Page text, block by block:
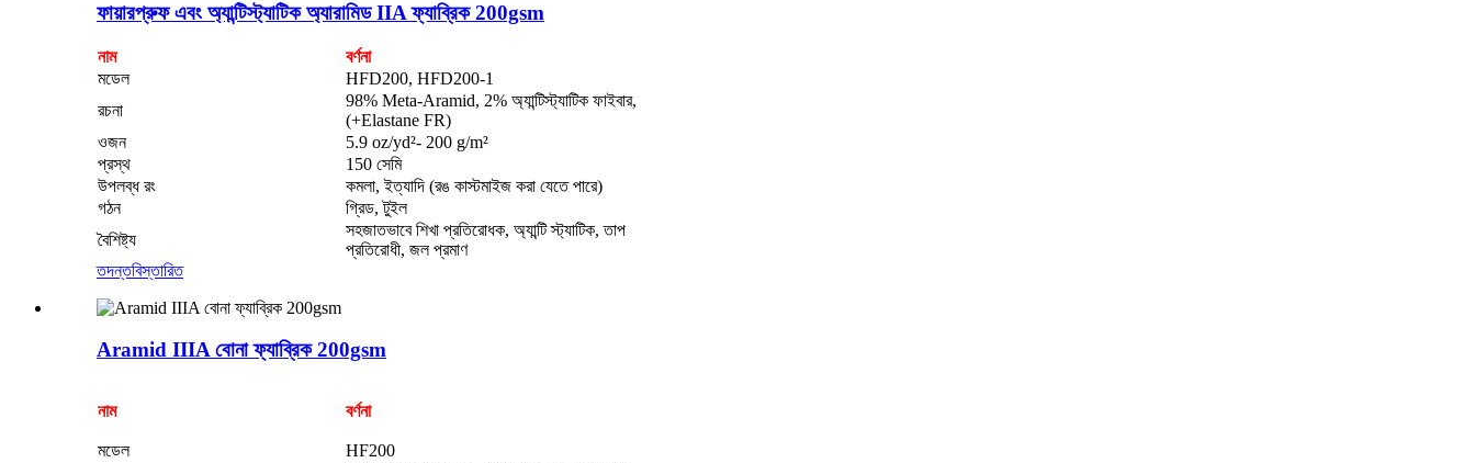
ফায়ারপ্রুফ এবং অ্যান্টিস্ট্যাটিক অ্যারামিড IIA ফ্যাব্রিক 200gsm
নাম
বর্ণনা
মডেল
HFD200, HFD200-1
রচনা
98% Meta-Aramid, 2% অ্যান্টিস্ট্যাটিক ফাইবার,
(+Elastane FR)
ওজন
5.9 oz/yd²- 200 g/m²
প্রস্থ
150 সেমি
উপলব্ধ রং
কমলা, ইত্যাদি (রঙ কাস্টমাইজ করা যেতে পারে)
গঠন
গ্রিড, টুইল
বৈশিষ্ট্য
সহজাতভাবে শিখা প্রতিরোধক, অ্যান্টি স্ট্যাটিক, তাপ
প্রতিরোধী, জল প্রমাণ
তদন্তবিস্তারিত
Aramid IIIA বোনা ফ্যাব্রিক 200gsm
নাম বর্ণনা
মডেল HF200